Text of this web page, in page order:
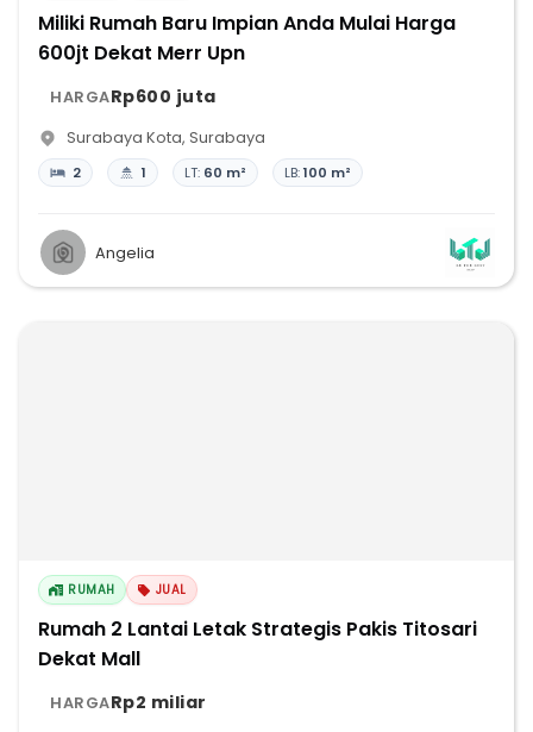
Miliki Rumah Baru Impian Anda Mulai Harga
600jt Dekat Merr Upn
HARGARp600 juta
Surabaya Kota, Surabaya
2 1 LT: 60 m² LB:100 m²
Angelia
RUMAH JUAL
Rumah 2 Lantai Letak Strategis Pakis Titosari
Dekat Mall
HARGARp2 miliar